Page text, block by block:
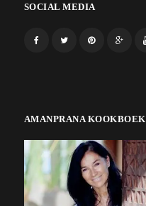
SOCIAL MEDIA
AMANPRANA KOOKBOEK